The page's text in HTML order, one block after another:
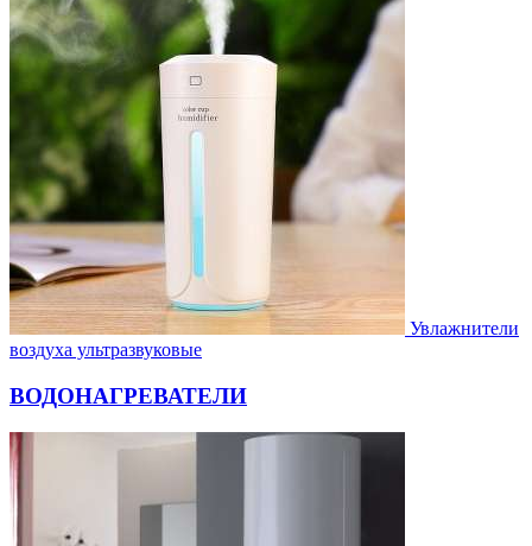
Увлажнители
воздуха ультразвуковые
ВОДОНАГРЕВАТЕЛИ